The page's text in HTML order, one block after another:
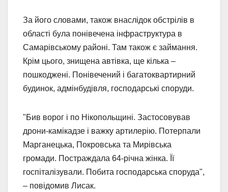
За його словами, також внаслідок обстрілів в
області була понівечена інфраструктура в
Самарівському районі. Там також є займання.
Крім цього, знищена автівка, ще кілька –
пошкоджені. Понівечений і багатоквартирний
будинок, адмінбудівля, господарські споруди.
"Бив ворог і по Нікопольщині. Застосовував
дрони-камікадзе і важку артилерію. Потерпали
Марганецька, Покровська та Мирівська
громади. Постраждала 64-річна жінка. Її
госпіталізували. Побита господарська споруда",
– повідомив Лисак.